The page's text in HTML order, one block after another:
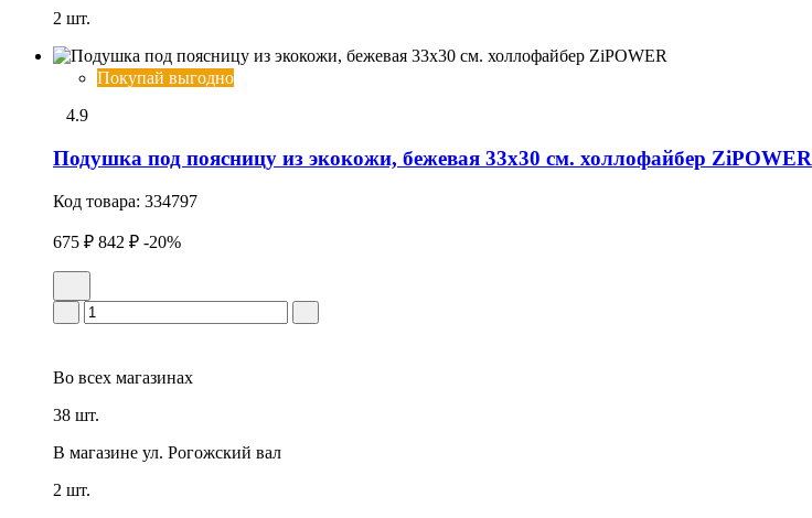
2 шт.
Покупай выгодно
4.9
Подушка под поясницу из экокожи, бежевая 33х30 см. холлофайбер ZiPOWER
Код товара: 334797
675 ₽ 842 ₽ -20%
Во всех магазинах
38 шт.
В магазине ул. Рогожский вал
2 шт.